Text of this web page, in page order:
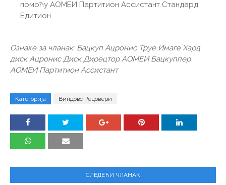
помоћу АОМЕИ Партитион Ассистант Стандард
Едитион
Ознаке за чланак: Бацкуп Ацронис Труе Имаге Хард
диск Ацронис Диск Дирецтор АОМЕИ Бацкуппер
АОМЕИ Партитион Ассистант
Категорија Виндовс Рецовери
СЛЕДЕЋИ ЧЛАНАК